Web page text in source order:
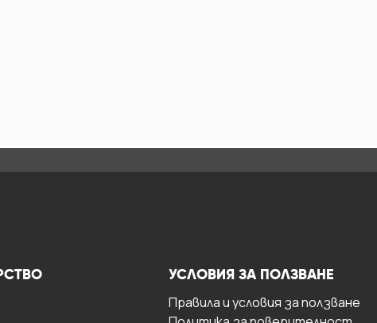
УСЛОВИЯ ЗА ПОЛЗВАНЕ
Правила и условия за ползване